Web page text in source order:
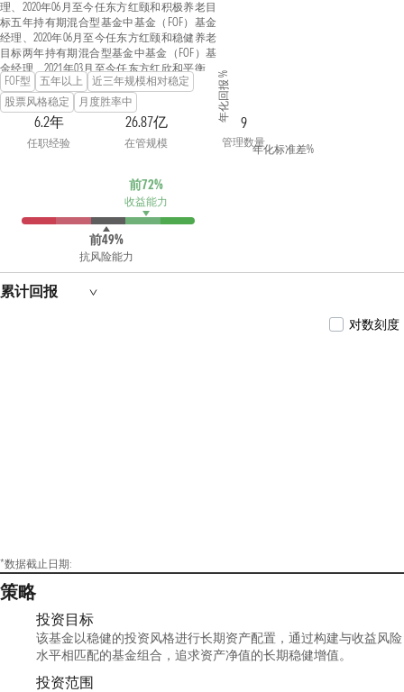
理、2020年06月至今任东方红颐和积极养老目
标五年持有期混合型基金中基金（FOF）基金
经理、2020年06月至今任东方红颐和稳健养老
目标两年持有期混合型基金中基金（FOF）基
金经理、2021年03月至今任东方红欣和平衡配
置两年持有期混合型基金中基金（FOF）基金
经理、2022年09月至今任东方红养老目标日期
2045五年持有期混合型发起式基金中基金
（FOF）基金经理、2023年05月至今任东方红颐
安稳健养老目标一年持有期混合型基金中基金
悦稳健配置3个月持有期混合型基金中基金
（FOF）基金经理。上海财经大学金融学硕
士。曾任上海国利货币经纪有限公司利率衍生
产品部经纪人，宁波银行股份有限公司金融市
场部交易员，南京银行股份有限公司金融市场
部高级投资经理，上海东方证券资产管理有限
投资基金从业资格。
FOF型 五年以上
近三年规模相对稳定
股票风格稳定
月度胜率中
6.2年
任职经验
26.87亿
在管规模
9
管理数量
前72%
收益能力
前49%
抗风险能力
年化回报 %
年化标准差%
累计回报
对数刻度
*数据截止日期:
策略
投资目标
该基金以稳健的投资风格进行长期资产配置，通过构建与收益风险
水平相匹配的基金组合，追求资产净值的长期稳健增值。
投资范围